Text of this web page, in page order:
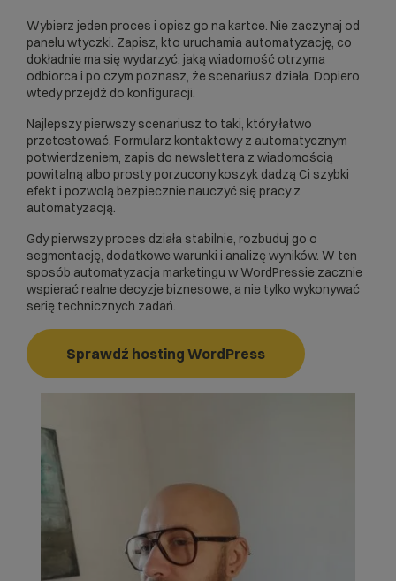
Wybierz jeden proces i opisz go na kartce. Nie zaczynaj od
panelu wtyczki. Zapisz, kto uruchamia automatyzację, co
dokładnie ma się wydarzyć, jaką wiadomość otrzyma
odbiorca i po czym poznasz, że scenariusz działa. Dopiero
wtedy przejdź do konfiguracji.
Najlepszy pierwszy scenariusz to taki, który łatwo
przetestować. Formularz kontaktowy z automatycznym
potwierdzeniem, zapis do newslettera z wiadomością
powitalną albo prosty porzucony koszyk dadzą Ci szybki
efekt i pozwolą bezpiecznie nauczyć się pracy z
automatyzacją.
Gdy pierwszy proces działa stabilnie, rozbuduj go o
segmentację, dodatkowe warunki i analizę wyników. W ten
sposób automatyzacja marketingu w WordPressie zacznie
wspierać realne decyzje biznesowe, a nie tylko wykonywać
serię technicznych zadań.
Sprawdź hosting WordPress